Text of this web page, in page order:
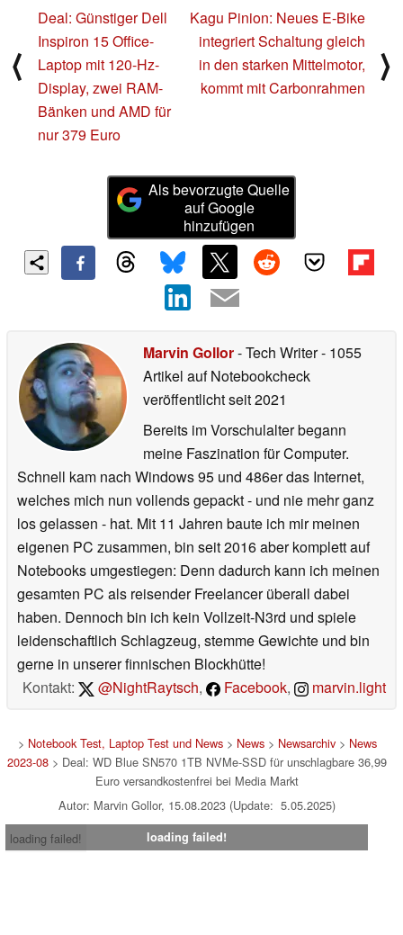
⟨
Deal: Günstiger Dell
Inspiron 15 Office-
Laptop mit 120-Hz-
Display, zwei RAM-
Bänken und AMD für
nur 379 Euro
Kagu Pinion: Neues E-Bike
integriert Schaltung gleich
in den starken Mittelmotor,
kommt mit Carbonrahmen
⟩
Als bevorzugte Quelle
auf Google
hinzufügen
Marvin Gollor- Tech Writer- 1055
Artikel auf Notebookcheck
veröffentlichtseit 2021
Bereits im Vorschulalter begann
meine Faszination für Computer.
Schnell kam nach Windows 95 und 486er das Internet,
welches mich nun vollends gepackt - und nie mehr ganz
los gelassen - hat. Mit 11 Jahren baute ich mir meinen
eigenen PC zusammen, bin seit 2016 aber komplett auf
Notebooks umgestiegen: Denn dadurch kann ich meinen
gesamten PC als reisender Freelancer überall dabei
haben. Dennoch bin ich kein Vollzeit-N3rd und spiele
leidenschaftlich Schlagzeug, stemme Gewichte und bin
gerne in unserer finnischen Blockhütte!
Kontakt:
@NightRaytsch, Facebook, marvin.light
> Notebook Test, Laptop Test und News> News> Newsarchiv> News
2023-08 > Deal: WD Blue SN570 1TB NVMe-SSD für unschlagbare 36,99
Euro versandkostenfrei bei Media Markt
Autor: Marvin Gollor, 15.08.2023 (Update: 5.05.2025)
loading failed!
loading failed!